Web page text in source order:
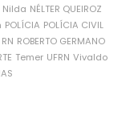
Nilda NÉLTER QUEIROZ
POLÍCIA POLÍCIA CIVIL
RN ROBERTO GERMANO
Temer UFRN Vivaldo